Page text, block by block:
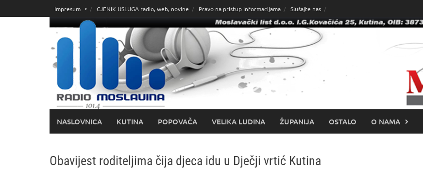
do
Impresum CJENIK USLUGA radio, web, novine Pravo na pristup informacijama Slušajte nas
NASLOVNICA KUTINA POPOVAČA VELIKA LUDINA ŽUPANIJA OSTALO O NAMA
Obavijest roditeljima čija djeca idu u Dječji vrtić Kutina